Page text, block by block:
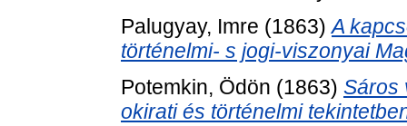
Palugyay, Imre (1863)A
történelmi- s jogi-viszonyai
Potemkin, Ödön (1863) Sáros
okirati és történelmi